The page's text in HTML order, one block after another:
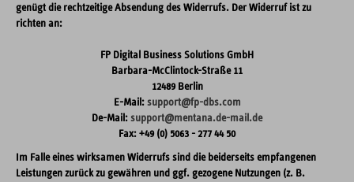
genügt die rechtzeitige Absendung des Widerrufs. Der Widerruf ist zu
richten an:
FP Digital Business Solutions GmbH
Barbara-McClintock-Straße 11
12489 Berlin
E-Mail: support@fp-dbs.com
De-Mail: support@mentana.de-mail.de
Fax: +49 (0) 5063 - 277 44 50
Im Falle eines wirksamen Widerrufs sind die beiderseits empfangenen
Leistungen zurück zu gewähren und ggf. gezogene Nutzungen (z. B.